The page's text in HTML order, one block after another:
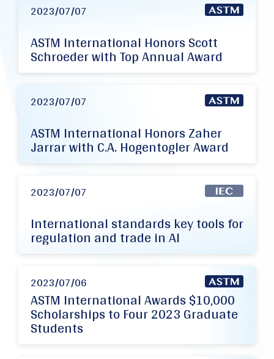
2023/07/07
ASTM International Honors Scott
Schroeder with Top Annual Award
2023/07/07
ASTM International Honors Zaher
Jarrar with C.A. Hogentogler Award
2023/07/07
International standards key tools for
regulation and trade in AI
2023/07/06
ASTM International Awards $10,000
Scholarships to Four 2023 Graduate
Students